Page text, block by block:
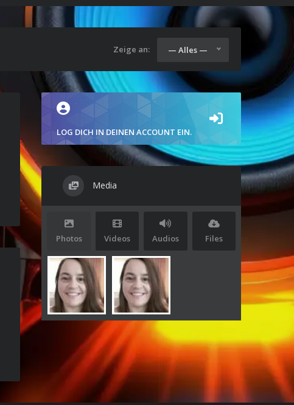
Zeige an: — Alles —
LOG DICH IN DEINEN ACCOUNT EIN.
Media
Photos Videos Audios Files